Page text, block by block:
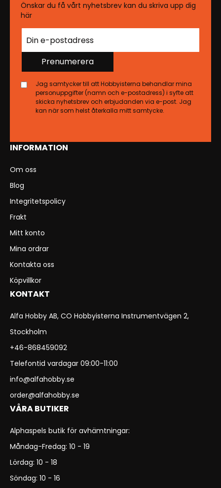
INFORMATION
Om oss
Blog
Integritetspolicy
Frakt
Mitt konto
Mina ordrar
Kontakta oss
Köpvillkor
KONTAKT
Alfa Hobby AB, CO Hobbyisterna Instrumentvägen 2,
Stockholm
+46-868459092
Telefontid vardagar 09:00-11:00
info@alfahobby.se
order@alfahobby.se
VÅRA BUTIKER
Alphaspels butik för avhämtningar:
Måndag-Fredag: 10 - 19
Lördag: 10 - 18
Söndag: 10 - 16
Önskar du få vårt nyhetsbrev kan du skriva upp dig
här
Prenumerera
Jag samtycker till att Hobbyisterna behandlar mina
personuppgifter (namn och e-postadress) i syfte att
skicka nyhetsbrev och erbjudanden via e-post. Jag
kan när som helst återkalla mitt samtycke.